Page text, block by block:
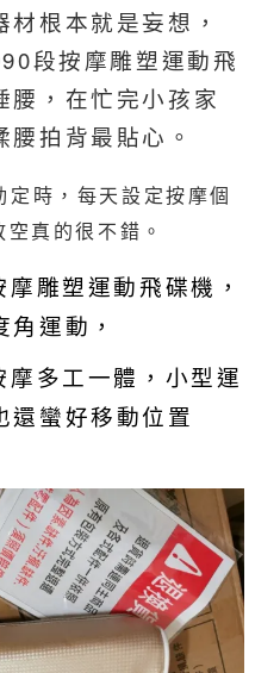
根本就是妄想，
段按摩雕塑運動飛
腰，在忙完小孩家
拍背最貼心。
時，每天設定按摩個
真的很不錯。
雕塑運動飛碟機，
運動，
多工一體，小型運
還蠻好移動位置